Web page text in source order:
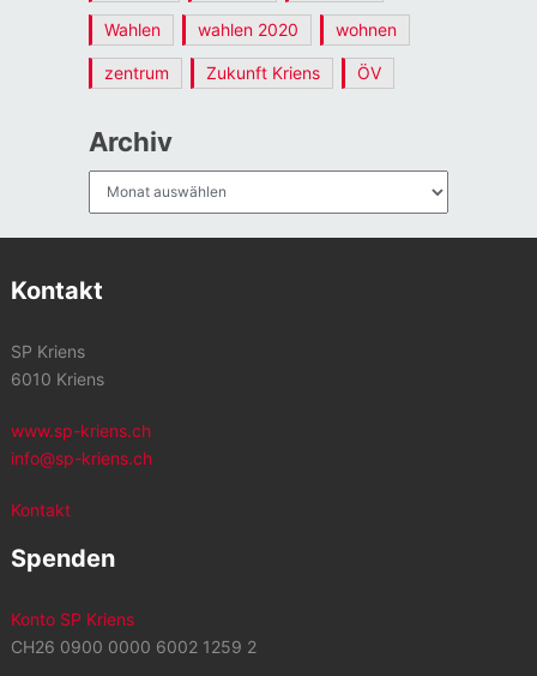
Wahlen wahlen 2020 wohnen
zentrum Zukunft Kriens ÖV
Archiv
Kontakt
SP Kriens
6010 Kriens
www.sp-kriens.ch
info@sp-kriens.ch
Kontakt
Spenden
Konto SP Kriens
CH26 0900 0000 6002 1259 2